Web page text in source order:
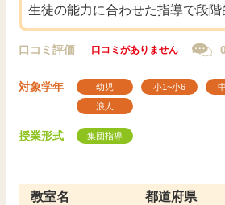
生徒の能力に合わせた指導で段
口コミ評価 口コミがありません
対象学年 幼児 小1~小6
浪人
授業形式 集団指導
教室名 都道府県